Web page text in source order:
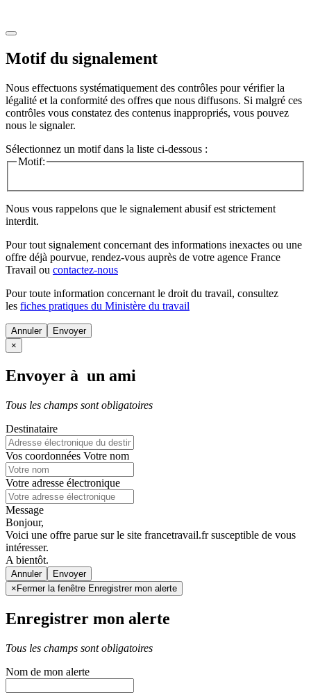
Motif du signalement
Nous effectuons systématiquement des contrôles pour vérifier la
légalité et la conformité des offres que nous diffusons. Si malgré ces
contrôles vous constatez des contenus inappropriés, vous pouvez
nous le signaler.
Sélectionnez un motif dans la liste ci-dessous :
Motif:
Nous vous rappelons que le signalement abusif est strictement
interdit.
Pour tout signalement concernant des informations inexactes ou une
offre déjà pourvue, rendez-vous auprès de votre agence France
Travail ou contactez-nous
Pour toute information concernant le droit du travail, consultez
les fiches pratiques du Ministère du travail
Annuler
×
Envoyer à un ami
Tous les champs sont obligatoires
Destinataire
Vos coordonnées Votre nom
Votre adresse électronique
Message
Bonjour,
Voici une offre parue sur le site francetravail.fr susceptible de vous
intéresser.
A bientôt.
Annuler
× Fermer la fenêtre Enregistrer mon alerte
Enregistrer mon alerte
Tous les champs sont obligatoires
Nom de mon alerte